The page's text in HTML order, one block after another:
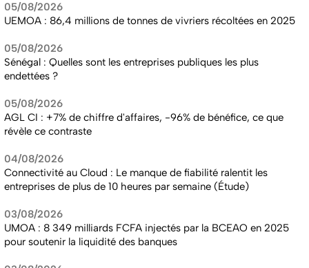
05/08/2026
UEMOA : 86,4 millions de tonnes de vivriers récoltées en 2025
05/08/2026
Sénégal : Quelles sont les entreprises publiques les plus
endettées ?
05/08/2026
AGL CI : +7% de chiffre d'affaires, -96% de bénéfice, ce que
révèle ce contraste
04/08/2026
Connectivité au Cloud : Le manque de fiabilité ralentit les
entreprises de plus de 10 heures par semaine (Étude)
03/08/2026
UMOA : 8 349 milliards FCFA injectés par la BCEAO en 2025
pour soutenir la liquidité des banques